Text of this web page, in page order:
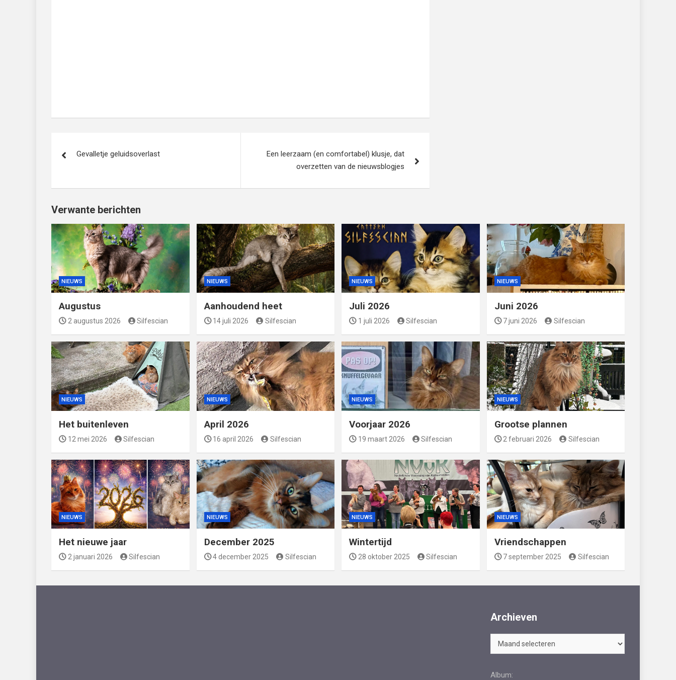
navigatie
Gevalletje geluidsoverlast
Een leerzaam (en comfortabel) klusje, dat
overzetten van de nieuwsblogjes
Verwante berichten
NIEUWS
Augustus
2 augustus 2026 Silfescian
NIEUWS
Aanhoudend heet
14 juli 2026 Silfescian
NIEUWS
Juli 2026
1 juli 2026 Silfescian
NIEUWS
Juni 2026
7 juni 2026 Silfescian
NIEUWS
Het buitenleven
12 mei 2026 Silfescian
NIEUWS
April 2026
16 april 2026 Silfescian
NIEUWS
Voorjaar 2026
19 maart 2026 Silfescian
NIEUWS
Grootse plannen
2 februari 2026 Silfescian
NIEUWS
Het nieuwe jaar
2 januari 2026 Silfescian
NIEUWS
December 2025
4 december 2025 Silfescian
NIEUWS
Wintertijd
28 oktober 2025 Silfescian
NIEUWS
Vriendschappen
7 september 2025 Silfescian
Archieven
Archieven
Album: